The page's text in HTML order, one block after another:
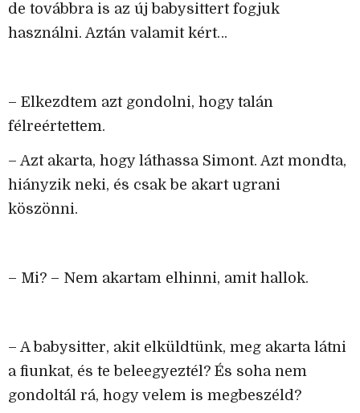
de továbbra is az új babysittert fogjuk
használni. Aztán valamit kért…
– Elkezdtem azt gondolni, hogy talán
félreértettem.
– Azt akarta, hogy láthassa Simont. Azt mondta,
hiányzik neki, és csak be akart ugrani
köszönni.
– Mi? – Nem akartam elhinni, amit hallok.
– A babysitter, akit elküldtünk, meg akarta látni
a fiunkat, és te beleegyeztél? És soha nem
gondoltál rá, hogy velem is megbeszéld?